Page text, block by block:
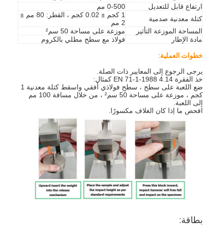
ارتفاع قابل للتعديل
0-500 مم
كتلة معدنية صدمية
1 كجم ± 0.02 كجم ، القطر: 80 مم ±
2 مم
المساحة الموزعة التأثير
موزعة على مساحة 50 سم²
مادة الإطار
فولاذ مع سطح مطلي بالكروم
خطوات العملية:
يرجى الرجوع إلى المعايير ذات الصلة.
خذ الفقرة 4.14 EN 71-1-1988 كمثال:
ضع اللعبة على سطح ، سطح فولاذي أفقي واسقط كتلة معدنية 1
كجم ، موزعة على مساحة 50 سم² ، من خلال مسافة 100 مم
إلى اللعبة.
افحص ما إذا كان الغلاف مكسورًا.
بطاقة: